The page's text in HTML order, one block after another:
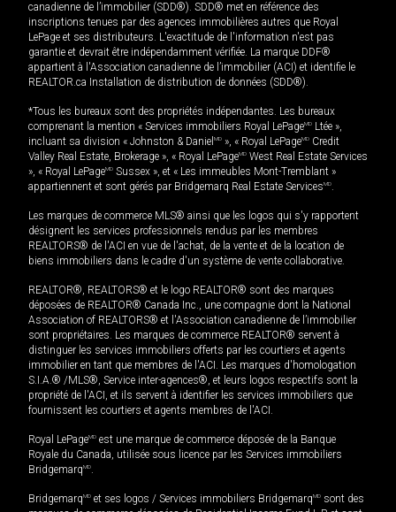
canadienne de l’immobilier (SDD®). SDD® met en référence des
inscriptions tenues par des agences immobilières autres que Royal
LePage et ses distributeurs. L'exactitude de l'information n'est pas
garantie et devrait être indépendamment vérifiée. La marque DDF®
appartient à l'Association canadienne de l’immobilier (ACI) et identifie le
REALTOR.ca Installation de distribution de données (SDD®).
*Tous les bureaux sont des propriétés indépendantes. Les bureaux
comprenant la mention « Services immobiliers Royal LePageMD Ltée »,
incluant sa division « Johnston & Daniel MD », « Royal LePageMD Credit
Valley Real Estate, Brokerage », « Royal LePageMD West Real Estate Services
», « Royal LePageMD Sussex », et « Les immeubles Mont-Tremblant »
appartiennent et sont gérés par Bridgemarq Real Estate ServicesMD.
Les marques de commerce MLS® ainsi que les logos qui s'y rapportent
désignent les services professionnels rendus par les membres
REALTORS® de l'ACI en vue de l'achat, de la vente et de la location de
biens immobiliers dans le cadre d'un système de vente collaborative.
REALTOR®, REALTORS® et le logo REALTOR® sont des marques
déposées de REALTOR® Canada Inc., une compagnie dont la National
Association of REALTORS® et l'Association canadienne de l’immobilier
sont propriétaires. Les marques de commerce REALTOR® servent à
distinguer les services immobiliers offerts par les courtiers et agents
immobilier en tant que membres de l'ACI. Les marques d'homologation
S.I.A.® /MLS®, Service inter-agences®, et leurs logos respectifs sont la
propriété de l'ACI, et ils servent à identifier les services immobiliers que
fournissent les courtiers et agents membres de l'ACI.
Royal LePageMD est une marque de commerce déposée de la Banque
Royale du Canada, utilisée sous licence par les Services immobiliers
BridgemarqMD.
BridgemarqMD et ses logos / Services immobiliers BridgemarqMD sont des